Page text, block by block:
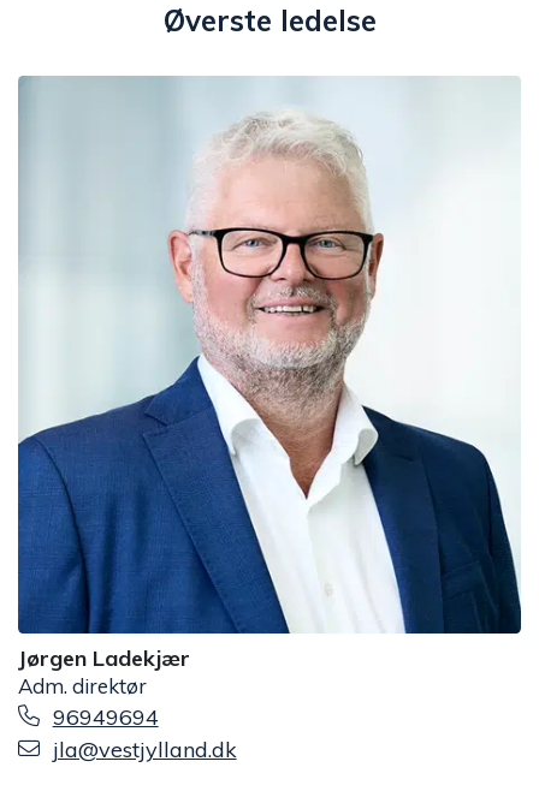
Øverste ledelse
Jørgen Ladekjær
Adm. direktør
96949694
jla@vestjylland.dk